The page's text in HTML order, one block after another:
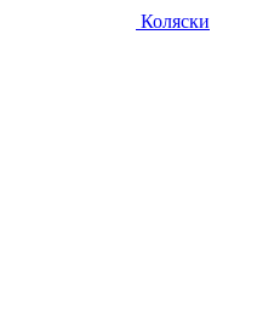
Коляски